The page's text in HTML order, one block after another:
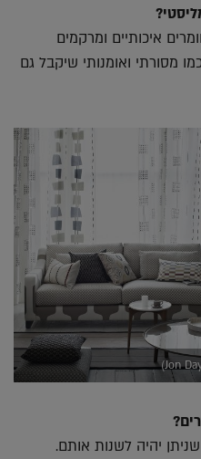
איכותיים ומרקמים
מסורתי ואומנותי שיקבל גם
יהיה לשנות אותם.